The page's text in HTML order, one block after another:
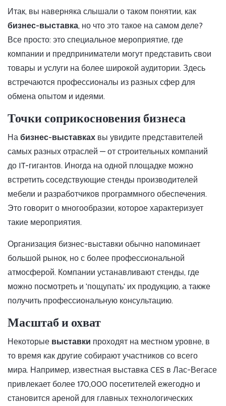
Итак, вы наверняка слышали о таком понятии, как
бизнес-выставка, но что это такое на самом деле?
Все просто: это специальное мероприятие, где
компании и предприниматели могут представить свои
товары и услуги на более широкой аудитории. Здесь
встречаются профессионалы из разных сфер для
обмена опытом и идеями.
Точки соприкосновения бизнеса
На бизнес-выставках вы увидите представителей
самых разных отраслей — от строительных компаний
до IT-гигантов. Иногда на одной площадке можно
встретить соседствующие стенды производителей
мебели и разработчиков программного обеспечения.
Это говорит о многообразии, которое характеризует
такие мероприятия.
Организация бизнес-выставки обычно напоминает
большой рынок, но с более профессиональной
атмосферой. Компании устанавливают стенды, где
можно посмотреть и 'пощупать' их продукцию, а также
получить профессиональную консультацию.
Масштаб и охват
Некоторые выставки проходят на местном уровне, в
то время как другие собирают участников со всего
мира. Например, известная выставка CES в Лас-Вегасе
привлекает более 170,000 посетителей ежегодно и
становится ареной для главных технологических